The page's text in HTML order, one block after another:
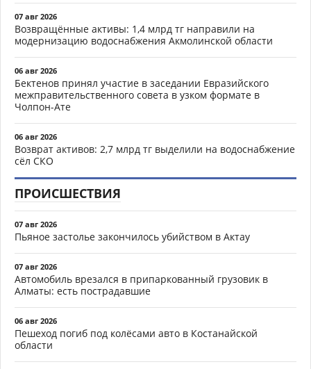
07 авг 2026
Возвращённые активы: 1,4 млрд тг направили на
модернизацию водоснабжения Акмолинской области
06 авг 2026
Бектенов принял участие в заседании Евразийского
межправительственного совета в узком формате в
Чолпон-Ате
06 авг 2026
Возврат активов: 2,7 млрд тг выделили на водоснабжение
сёл СКО
ПРОИСШЕСТВИЯ
07 авг 2026
Пьяное застолье закончилось убийством в Актау
07 авг 2026
Автомобиль врезался в припаркованный грузовик в
Алматы: есть пострадавшие
06 авг 2026
Пешеход погиб под колёсами авто в Костанайской
области